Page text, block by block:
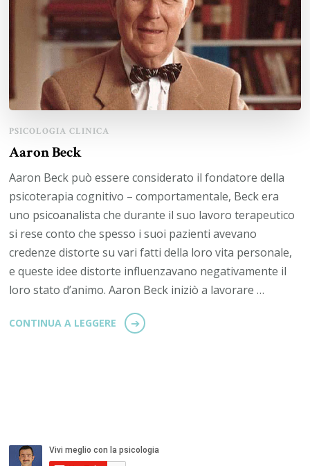
PSICOLOGIA CLINICA
Aaron Beck
Aaron Beck può essere considerato il fondatore della
psicoterapia cognitivo – comportamentale, Beck era
uno psicoanalista che durante il suo lavoro terapeutico
si rese conto che spesso i suoi pazienti avevano
credenze distorte su vari fatti della loro vita personale,
e queste idee distorte influenzavano negativamente il
loro stato d’animo. Aaron Beck iniziò a lavorare …
CONTINUA A LEGGERE